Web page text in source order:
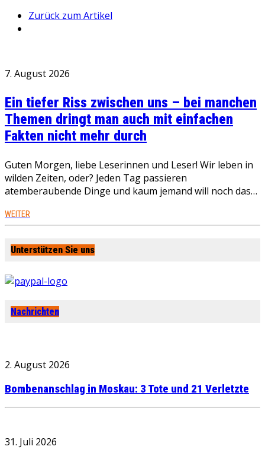
Zurück zum Artikel
7. August 2026
Ein tiefer Riss zwischen uns – bei manchen
Themen dringt man auch mit einfachen
Fakten nicht mehr durch
Guten Morgen, liebe Leserinnen und Leser! Wir leben in
wilden Zeiten, oder? Jeden Tag passieren
atemberaubende Dinge und kaum jemand will noch das…
WEITER
Unterstützen Sie uns
Nachrichten
2. August 2026
Bombenanschlag in Moskau: 3 Tote und 21 Verletzte
31. Juli 2026